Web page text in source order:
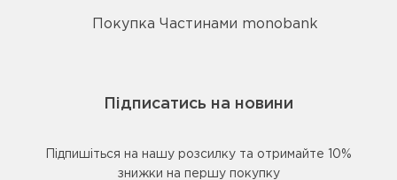
Покупка Частинами monobank
Підписатись на новини
Підпишіться на нашу розсилку та отримайте 10%
знижки на першу покупку